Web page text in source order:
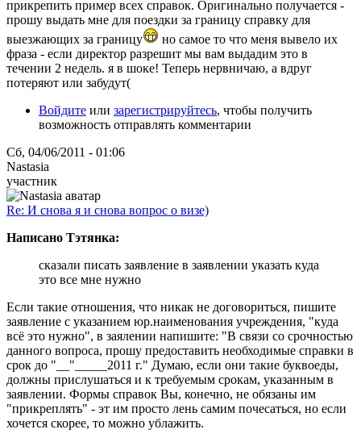
прикрепить пример всех справок. Оригинально получается -
прошу выдать мне для поездки за границу справку для
выезжающих за границу
но самое то что меня вывело их
фраза - если директор разрешит мы вам выдадим это в
течении 2 недель. я в шоке! Теперь нервничаю, а вдруг
потеряют или забудут(
Войдите или зарегистрируйтесь, чтобы получить
возможность отправлять комментарии
Сб, 04/06/2011 - 01:06
Nastasia
участник
Re: И снова я и снова вопрос о визе)
Написано Тэтянка:
сказали писать заявление в заявлении указать куда
это все мне нужно
Если такие отношения, что никак не договориться, пишите
заявление с указанием юр.наименования учреждения, "куда
всё это нужно", в заялении напишите: "В связи со срочностью
данного вопроса, прошу предоставить необходимые справки в
срок до "__"_____2011 г." Думаю, если они такие буквоеды,
должны прислушаться и к требуемым срокам, указанным в
заявлении. Формы справок Вы, конечно, не обязаны им
"прикреплять" - эт им просто лень самим почесаться, но если
хочется скорее, то можно ублажить.